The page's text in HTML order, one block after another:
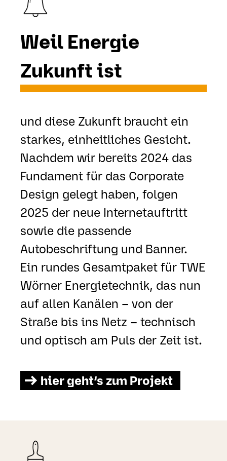
Weil Energie
Zukunft ist
und diese Zukunft braucht ein
starkes, einheitliches Gesicht.
Nachdem wir bereits 2024 das
Fundament für das Corporate
Design gelegt haben, folgen
2025 der neue Internetauftritt
sowie die passende
Autobeschriftung und Banner.
Ein rundes Gesamtpaket für
TWE
Wörner Energietechnik, das nun
auf allen Kanälen – von der
Straße bis ins Netz – technisch
und optisch am Puls der Zeit ist.
hier geht‘s zum Projekt